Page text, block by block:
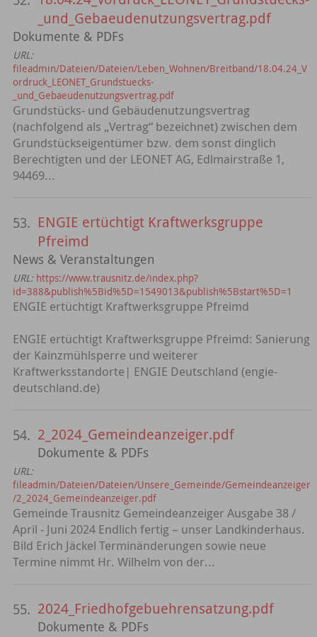
_und_Gebaeudenutzungsvertrag.pdf
Dokumente & PDFs
URL:
fileadmin/Dateien/Dateien/Leben_Wohnen/Breitband/18.04.24_V
ordruck_LEONET_Grundstuecks-
_und_Gebaeudenutzungsvertrag.pdf
Grundstücks- und Gebäudenutzungsvertrag
(nachfolgend als „Vertrag“ bezeichnet) zwischen dem
Grundstückseigentümer bzw. dem sonst dinglich
Berechtigten und der LEONET AG, Edlmairstraße 1,
94469...
53. ENGIE ertüchtigt Kraftwerksgruppe
Pfreimd
News & Veranstaltungen
URL: https://www.trausnitz.de/index.php?
id=388&publish%5Bid%5D=1549013&publish%5Bstart%5D=1
ENGIE ertüchtigt Kraftwerksgruppe Pfreimd
ENGIE ertüchtigt Kraftwerksgruppe Pfreimd: Sanierung
der Kainzmühlsperre und weiterer
Kraftwerksstandorte| ENGIE Deutschland (engie-
deutschland.de)
54. 2_2024_Gemeindeanzeiger.pdf
Dokumente & PDFs
URL:
fileadmin/Dateien/Dateien/Unsere_Gemeinde/Gemeindeanzeiger
/2_2024_Gemeindeanzeiger.pdf
Gemeinde Trausnitz Gemeindeanzeiger Ausgabe 38 /
April - Juni 2024 Endlich fertig – unser Landkinderhaus.
Bild Erich Jäckel Terminänderungen sowie neue
Termine nimmt Hr. Wilhelm von der...
55. 2024_Friedhofgebuehrensatzung.pdf
Dokumente & PDFs